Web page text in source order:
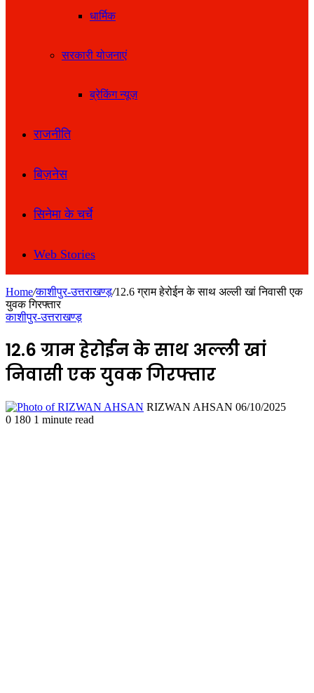
धार्मिक
सरकारी योजनाएं
ब्रेकिंग न्यूज़
राजनीति
बिज़नेस
सिनेमा के चर्चे
Web Stories
Home/काशीपुर-उत्तराखण्ड़/12.6 ग्राम हेरोईन के साथ अल्ली खां निवासी एक
युवक गिरफ्तार
काशीपुर-उत्तराखण्ड़
12.6 ग्राम हेरोईन के साथ अल्ली खां
निवासी एक युवक गिरफ्तार
RIZWAN AHSAN Send
06/10/2025
0 180 1 minute read